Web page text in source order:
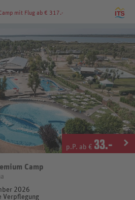
mit Flug ab € 317.-
p.P. ab € 33.-
Camp
2026
Verpflegung